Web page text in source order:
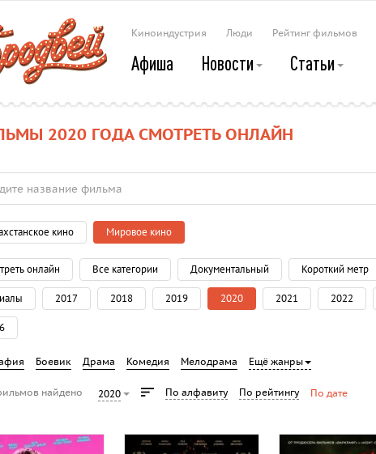
Киноиндустрия Люди Рейтинг фильмов
Афиша Новости Статьи
2020 ГОДА СМОТРЕТЬ ОНЛАЙН
кино Мировое кино
онлайн Все категории Документальный Короткий метр
2017 2018 2019 2020 2021 2022
Боевик Драма Комедия Мелодрама Ещё жанры
найдено 2020 По алфавиту По рейтингу По дате